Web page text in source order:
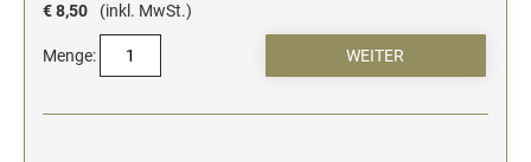
€ 8,50
(inkl. MwSt.)
Menge: